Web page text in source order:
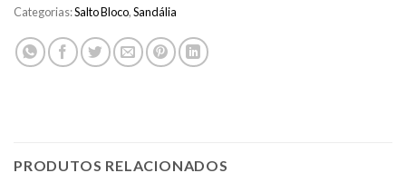
Categorias:Salto Bloco,Sandália
PRODUTOS RELACIONADOS